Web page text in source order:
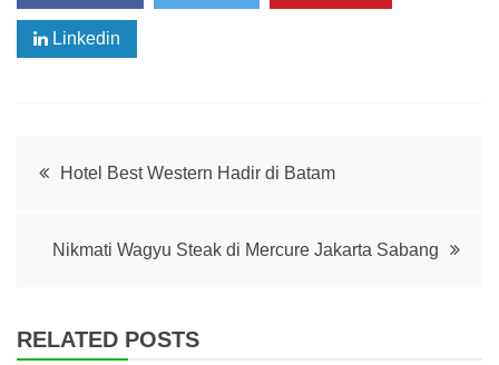
Linkedin
PostHotel Best Western Hadir di Batam
Nikmati Wagyu Steak di Mercure Jakarta Sabang
RELATED POSTS